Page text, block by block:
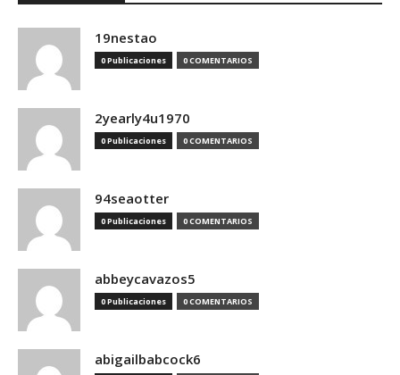
19nestao
0 Publicaciones 0 COMENTARIOS
2yearly4u1970
0 Publicaciones 0 COMENTARIOS
94seaotter
0 Publicaciones 0 COMENTARIOS
abbeycavazos5
0 Publicaciones 0 COMENTARIOS
abigailbabcock6